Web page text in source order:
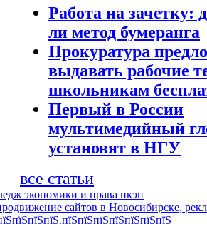
Работа на зачетку:
ли метод бумеранга
Прокуратура
выдавать рабочие
школьникам
Первый в России
мультимедийный
установят в НГУ
все статьи
сайтов в Новосибирске,